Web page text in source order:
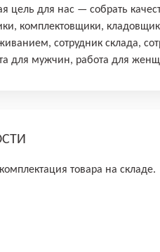
цель для нас — собрать
комплектовщики,
сотрудник склада,
для мужчин, работа для
товара на складе.